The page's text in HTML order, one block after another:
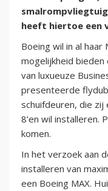
heeft hiertoe een
Boeing wil in al haar
mogelijkheid
van luxueuze
presenteerde
schuifdeuren, die zij
8’en wil installeren.
komen.
In het verzoek aan
installeren van
een Boeing MAX.